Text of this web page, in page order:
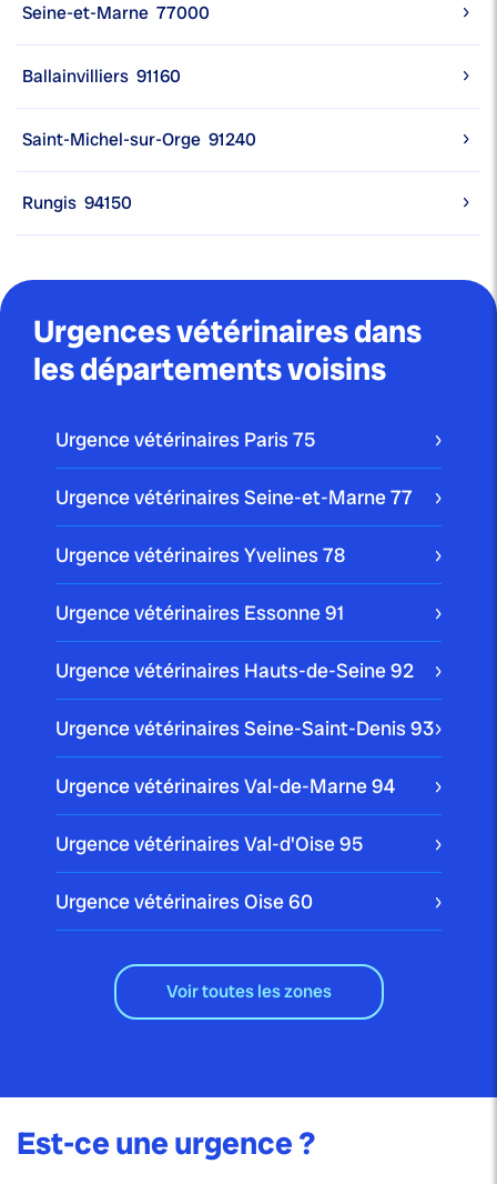
Seine-et-Marne 77000
Ballainvilliers 91160
Saint-Michel-sur-Orge 91240
Rungis 94150
Urgences vétérinaires dans
les départements voisins
Urgence vétérinaires Paris75
Urgence vétérinaires Seine-et-Marne77
Urgence vétérinaires Yvelines78
Urgence vétérinaires Essonne91
Urgence vétérinaires Hauts-de-Seine92
Urgence vétérinaires Seine-Saint-Denis93
Urgence vétérinaires Val-de-Marne94
Urgence vétérinaires Val-d'Oise95
Urgence vétérinaires Oise60
Voir toutes les zones
Est-ce une urgence ?